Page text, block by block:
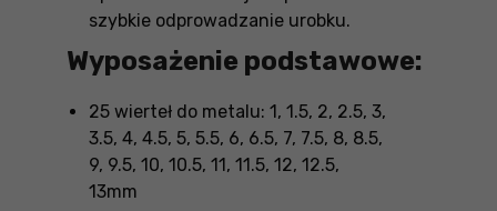
szybkie odprowadzanie urobku.
Wyposażenie podstawowe:
25 wierteł do metalu: 1, 1.5, 2, 2.5, 3,
3.5, 4, 4.5, 5, 5.5, 6, 6.5, 7, 7.5, 8, 8.5,
9, 9.5, 10, 10.5, 11, 11.5, 12, 12.5,
13mm